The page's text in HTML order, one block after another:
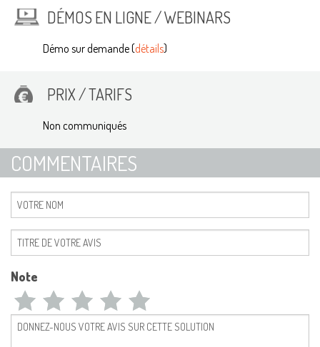
DÉMOS EN LIGNE / WEBINARS
Démo sur demande (détails)
PRIX / TARIFS
Non communiqués
COMMENTAIRES
Note